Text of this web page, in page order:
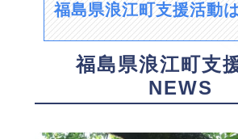
福島県浪江町支援活動
福島県浪江町支
NEWS